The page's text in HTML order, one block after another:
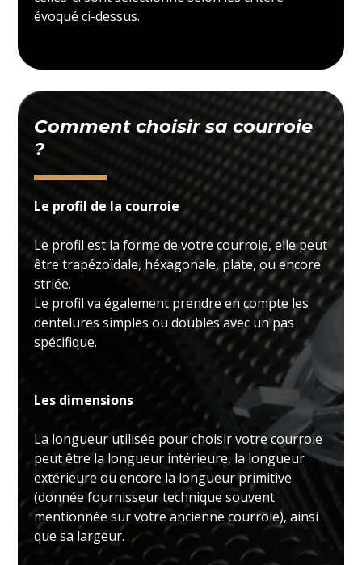
évoqué ci-dessus.
Comment choisir sa courroie
?
Le profil de la courroie
Le profil est la forme de votre courroie, elle peut
être trapézoïdale, héxagonale, plate, ou encore
striée.
Le profil va également prendre en compte les
dentelures simples ou doubles avec un pas
spécifique.
Les dimensions
La longueur utilisée pour choisir votre courroie
peut être la longueur intérieure, la longueur
extérieure ou encore la longueur primitive
(donnée fournisseur technique souvent
mentionnée sur votre ancienne courroie), ainsi
que sa largeur.